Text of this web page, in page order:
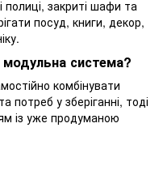
полиці, закриті шафи та
посуд, книги, декор,
система?
комбінувати
потреб у зберіганні, тоді
із уже продуманою